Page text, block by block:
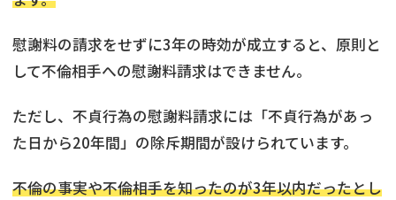
慰謝料の請求をせずに3年の時効が成立すると、原則と
して不倫相手への慰謝料請求はできません。
ただし、不貞行為の慰謝料請求には「不貞行為があっ
た日から20年間」の除斥期間が設けられています。
不倫の事実や不倫相手を知ったのが3年以内だったとし